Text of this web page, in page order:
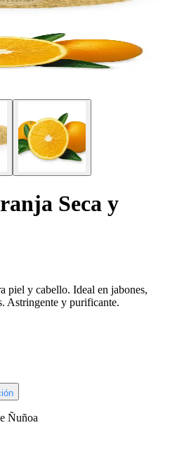
Seca y
piel y cabello. Ideal en jabones,
Astringente y purificante.
Ñuñoa